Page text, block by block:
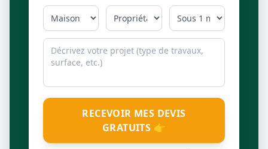
RECEVOIR MES DEVIS
GRATUITS 👉